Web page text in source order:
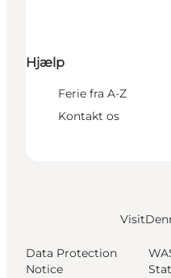
Hjælp
Ferie fra A-Z
Kontakt os
Data Protection
Notice